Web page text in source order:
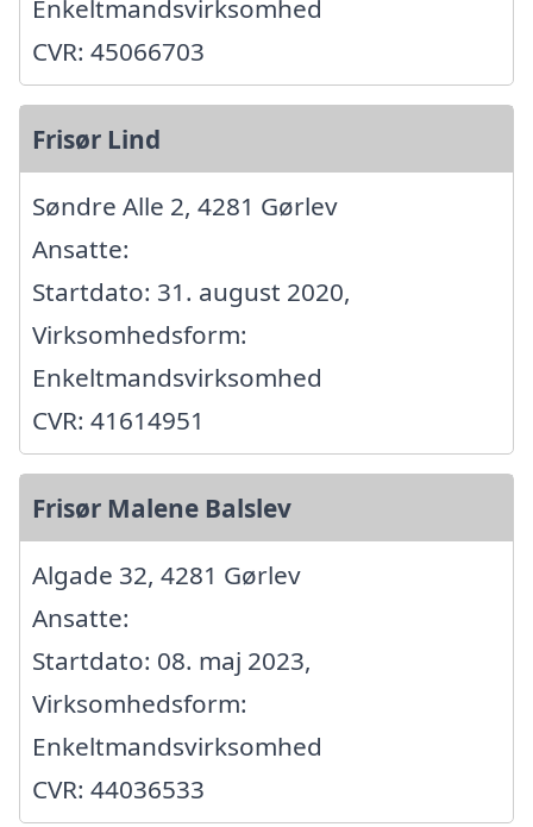
Enkeltmandsvirksomhed
CVR: 45066703
Frisør Lind
Søndre Alle 2, 4281 Gørlev
Ansatte:
Startdato: 31. august 2020,
Virksomhedsform:
Enkeltmandsvirksomhed
CVR: 41614951
Frisør Malene Balslev
Algade 32, 4281 Gørlev
Ansatte:
Startdato: 08. maj 2023,
Virksomhedsform:
Enkeltmandsvirksomhed
CVR: 44036533